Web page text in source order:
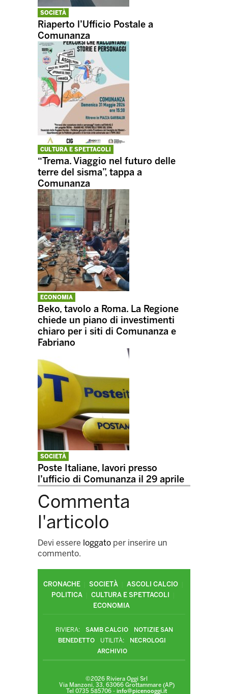
SOCIETÀ
Riaperto l’Ufficio Postale a
Comunanza
CULTURA E SPETTACOLI
“Trema. Viaggio nel futuro delle
terre del sisma”, tappa a
Comunanza
ECONOMIA
Beko, tavolo a Roma. La Regione
chiede un piano di investimenti
chiaro per i siti di Comunanza e
Fabriano
SOCIETÀ
Poste Italiane, lavori presso
l’ufficio di Comunanza il 29 aprile
Commenta
l'articolo
Devi essere loggato per inserire un
commento.
CRONACHE SOCIETÀ
ASCOLI CALCIO
POLITICA
CULTURA E SPETTACOLI
ECONOMIA
RIVIERA: SAMB CALCIO
NOTIZIE SAN
BENEDETTO
UTILITÀ:
NECROLOGI
ARCHIVIO
©2026 Riviera Oggi Srl
Via Manzoni, 33, 63066 Grottammare (AP)
Tel 0735 585706 - info@picenooggi.it